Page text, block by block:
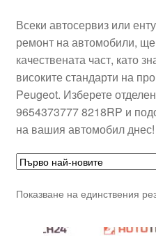
Правила и условия
Процедура за рекламации
Разгледайте
Транспорт
Всеки автосервиз или
ремонт на автомобили,
качествената част, като
високите стандарти на
Peugeot. Изберете
9654373777 8218RP и
на вашия автомобил днес!
Показване на единствения